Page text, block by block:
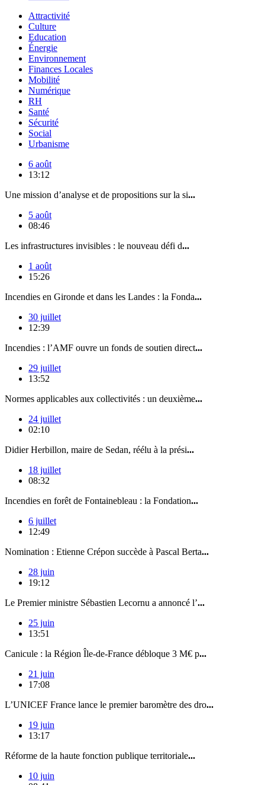
Attractivité
Culture
Education
Énergie
Environnement
Finances Locales
Mobilité
Numérique
RH
Santé
Sécurité
Social
Urbanisme
6 août
13:12
Une mission d’analyse et de propositions sur la si...
5 août
08:46
Les infrastructures invisibles : le nouveau défi d...
1 août
15:26
Incendies en Gironde et dans les Landes : la Fonda...
30 juillet
12:39
Incendies : l’AMF ouvre un fonds de soutien direct...
29 juillet
13:52
Normes applicables aux collectivités : un deuxième...
24 juillet
02:10
Didier Herbillon, maire de Sedan, réélu à la prési...
18 juillet
08:32
Incendies en forêt de Fontainebleau : la Fondation...
6 juillet
12:49
Nomination : Etienne Crépon succède à Pascal Berta...
28 juin
19:12
Le Premier ministre Sébastien Lecornu a annoncé l’...
25 juin
13:51
Canicule : la Région Île-de-France débloque 3 M€ p...
21 juin
17:08
L’UNICEF France lance le premier baromètre des dro...
19 juin
13:17
Réforme de la haute fonction publique territoriale...
10 juin